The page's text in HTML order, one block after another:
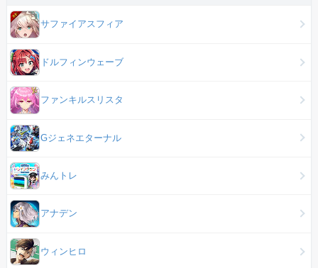
サファイアスフィア
ドルフィンウェーブ
ファンキルスリスタ
Gジェネエターナル
みんトレ
アナデン
ウィンヒロ